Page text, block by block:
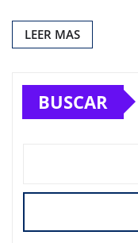
LEER MAS
BUSCAR